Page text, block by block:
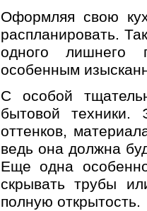
Оформляя свою
распланировать.
одного лишнего
особенным
С особой
бытовой техники.
оттенков,
ведь она должна
Еще одна
скрывать трубы
полную открытость.